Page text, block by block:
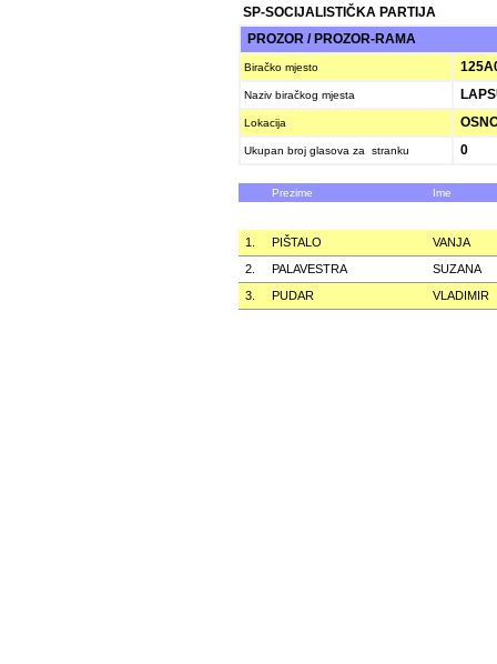
SP-SOCIJALISTIČKA PARTIJA
PROZOR / PROZOR-RAMA
Biračko mjesto
Naziv biračkog mjesta
Lokacija
Ukupan broj glasova za stranku 0
Prezime Ime
1. PIŠTALO
VANJA
2.
PALAVESTRA
SUZANA
3.
PUDAR VLADIMIR